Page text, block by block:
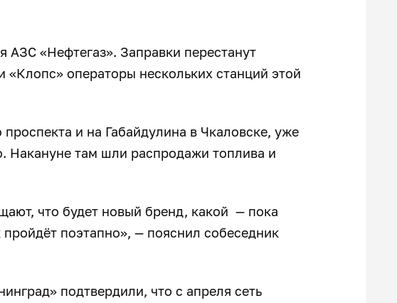
АЗС «Нефтегаз». Заправки перестанут
«Клопс» операторы нескольких станций этой
и на Габайдулина в Чкаловске, уже
Накануне там шли распродажи топлива и
что будет новый бренд, какой — пока
поэтапно», — пояснил собеседник
подтвердили, что с апреля сеть